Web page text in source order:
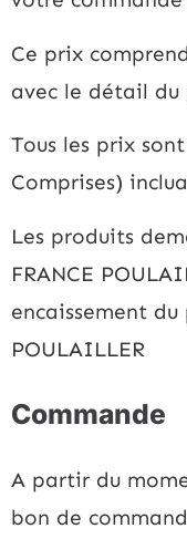
Ce prix
avec le détail du
Tous les prix
Comprises)
Les produits
FRANCE
encaissement du
POULAILLER
Commande
A partir du
bon de